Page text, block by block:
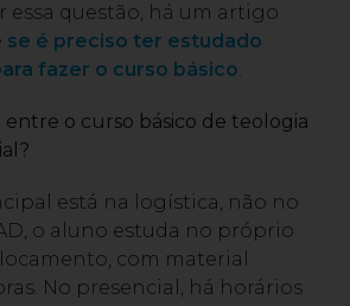
essa questão, há um artigo
se é preciso ter estudado
fazer o curso básico.
o curso básico de teologia
está na logística, não no
o aluno estuda no próprio
com material
No presencial, há horários